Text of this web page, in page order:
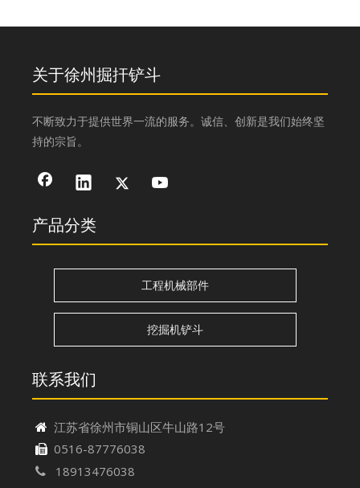
关于徐州掘扞铲斗
不断致力于提供世界一流的服务。诚信、创新是我们始终坚
持的宗旨。
产品分类
工程机械部件
挖掘机铲斗
联系我们
 江苏省徐州市铜山区牛山路12号
 0516-87776038
 18913476038